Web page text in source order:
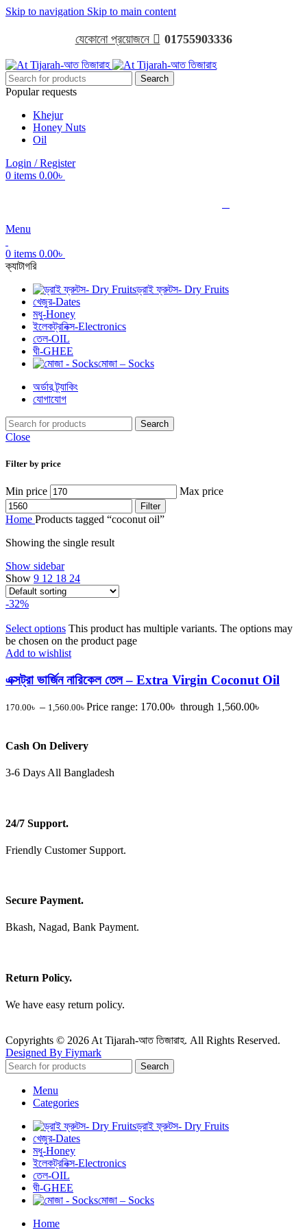
Skip to navigation Skip to main content
যেকোনো প্রয়োজনে  01755903336
Search
Popular requests
Khejur
Honey Nuts
Oil
Login / Register
0 items 0.00৳
Menu
0 items 0.00৳
ক্যাটাগরি
ড্রাই ফ্রুটস- Dry Fruits
খেজুর-Dates
মধু-Honey
ইলেকট্রনিক্স-Electronics
তেল-OIL
ঘী-GHEE
মোজা – Socks
অর্ডার ট্র্যাকিং
যোগাযোগ
Search
Close
Filter by price
Min price Max price
Filter
Home Products tagged “coconut oil”
Showing the single result
Show sidebar
Show 9 12 18 24
-32%
Select options This product has multiple variants. The options may
be chosen on the product page
Add to wishlist
এক্সট্রা ভার্জিন নারিকেল তেল – Extra Virgin Coconut Oil
170.00৳ – 1,560.00৳ Price range: 170.00৳ through 1,560.00৳
Cash On Delivery
3-6 Days All Bangladesh
24/7 Support.
Friendly Customer Support.
Secure Payment.
Bkash, Nagad, Bank Payment.
Return Policy.
We have easy return policy.
Copyrights © 2026 At Tijarah-আত তিজারাহ. All Rights Reserved.
Designed By Fiymark
Search
Menu
Categories
ড্রাই ফ্রুটস- Dry Fruits
খেজুর-Dates
মধু-Honey
ইলেকট্রনিক্স-Electronics
তেল-OIL
ঘী-GHEE
মোজা – Socks
Home